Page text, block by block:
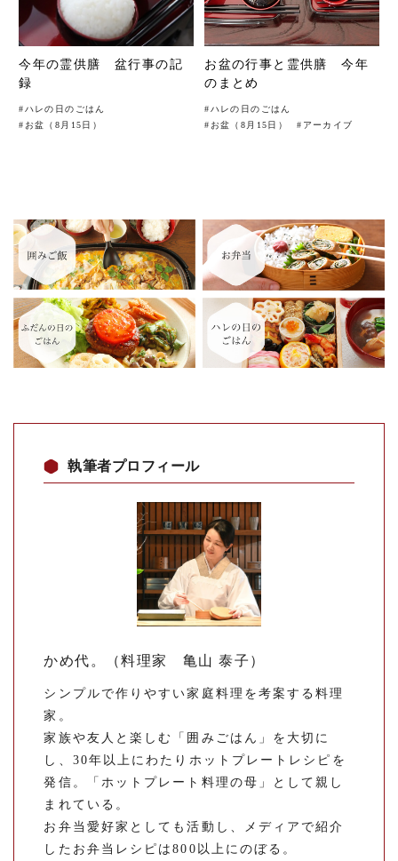
今年の霊供膳 盆行事の記
録
#ハレの日のごはん
# お盆（8月15日）
お盆の行事と霊供膳 今年
のまとめ
#ハレの日のごはん
# お盆（8月15日） # アーカイブ
執筆者プロフィール
かめ代。（料理家 亀山 泰子）
シンプルで作りやすい家庭料理を考案する料理
家。
家族や友人と楽しむ「囲みごはん」を大切に
し、30年以上にわたりホットプレートレシピを
発信。「ホットプレート料理の母」として親し
まれている。
お弁当愛好家としても活動し、メディアで紹介
したお弁当レシピは800以上にのぼる。